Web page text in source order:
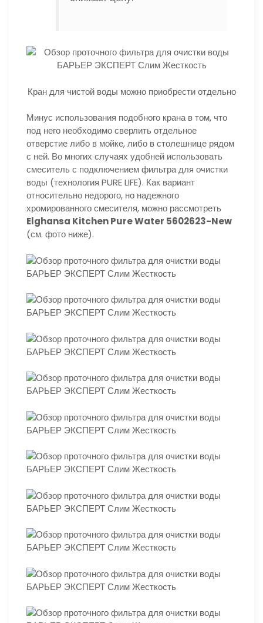
Кран для чистой воды можно приобрести отдельно
Минус использования подобного крана в том, что
под него необходимо сверлить отдельное
отверстие либо в мойке, либо в столешнице рядом
с ней. Во многих случаях удобней использовать
смеситель с подключением фильтра для очистки
воды (технология PURE LIFE). Как вариант
относительно недорого, но надежного
хромированного смесителя, можно рассмотреть
Elghansa Kitchen Pure Water 5602623-New
(см. фото ниже).